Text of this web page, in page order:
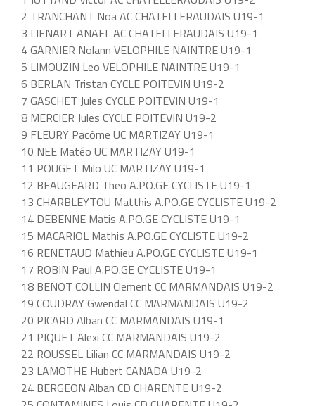
2 TRANCHANT Noa AC CHATELLERAUDAIS U19-1
3 LIENART ANAEL AC CHATELLERAUDAIS U19-1
4 GARNIER Nolann VELOPHILE NAINTRE U19-1
5 LIMOUZIN Leo VELOPHILE NAINTRE U19-1
6 BERLAN Tristan CYCLE POITEVIN U19-2
7 GASCHET Jules CYCLE POITEVIN U19-1
8 MERCIER Jules CYCLE POITEVIN U19-2
9 FLEURY Pacôme UC MARTIZAY U19-1
10 NEE Matéo UC MARTIZAY U19-1
11 POUGET Milo UC MARTIZAY U19-1
12 BEAUGEARD Theo A.PO.GE CYCLISTE U19-1
13 CHARBLEYTOU Matthis A.PO.GE CYCLISTE U19-2
14 DEBENNE Matis A.PO.GE CYCLISTE U19-1
15 MACARIOL Mathis A.PO.GE CYCLISTE U19-2
16 RENETAUD Mathieu A.PO.GE CYCLISTE U19-1
17 ROBIN Paul A.PO.GE CYCLISTE U19-1
18 BENOT COLLIN Clement CC MARMANDAIS U19-2
19 COUDRAY Gwendal CC MARMANDAIS U19-2
20 PICARD Alban CC MARMANDAIS U19-1
21 PIQUET Alexi CC MARMANDAIS U19-2
22 ROUSSEL Lilian CC MARMANDAIS U19-2
23 LAMOTHE Hubert CANADA U19-2
24 BERGEON Alban CD CHARENTE U19-2